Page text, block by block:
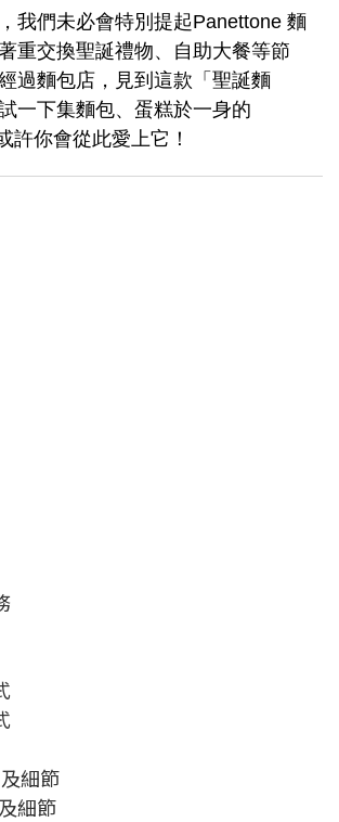
我們未必會特別提起Panettone 麵
重交換聖誕禮物、自助大餐等節
過麵包店，見到這款「聖誕麵
一下集麵包、蛋糕於一身的
許你會從此愛上它！
細節
細節